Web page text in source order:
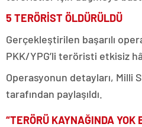
5 TERÖRİST ÖLDÜRÜLDÜ
Gerçekleştirilen başarılı
PKK/YPG’li teröristi etkisiz
Operasyonun detayları, Milli
tarafından paylaşıldı.
“TERÖRÜ KAYNAĞINDA YOK